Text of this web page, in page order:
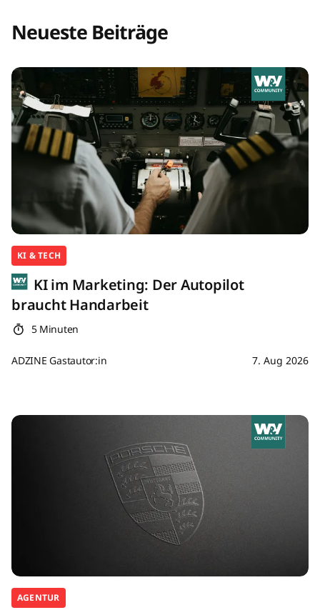
Neueste Beiträge
KI & TECH
KI im Marketing: Der Autopilot
braucht Handarbeit
5 Minuten
ADZINE Gastautor:in 7. Aug 2026
AGENTUR